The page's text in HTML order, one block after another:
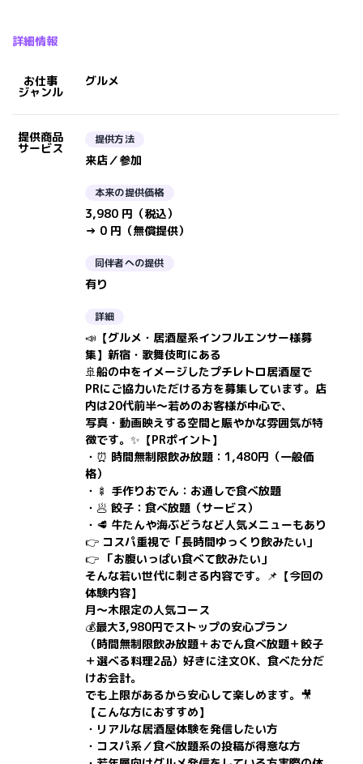
詳細情報
お仕事
ジャンル
グルメ
提供商品
サービス
提供方法
来店／参加
本来の提供価格
3,980 円（税込）
→ 0 円（無償提供）
同伴者への提供
有り
詳細
📣【グルメ・居酒屋系インフルエンサー様募
集】新宿・歌舞伎町にある
🚢船の中をイメージしたプチレトロ居酒屋で
PRにご協力いただける方を募集しています。店
内は20代前半〜若めのお客様が中心で、
写真・動画映えする空間と賑やかな雰囲気が特
徴です。✨【PRポイント】
・⏰ 時間無制限飲み放題：1,480円（一般価
格）
・🍢 手作りおでん：お通しで食べ放題
・🥟 餃子：食べ放題（サービス）
・🥩 牛たんや海ぶどうなど人気メニューもあり
👉 コスパ重視で「長時間ゆっくり飲みたい」
👉 「お腹いっぱい食べて飲みたい」
そんな若い世代に刺さる内容です。📌【今回の
体験内容】
月〜木限定の人気コース
💰最大3,980円でストップの安心プラン
（時間無制限飲み放題＋おでん食べ放題＋餃子
＋選べる料理2品）好きに注文OK、食べた分だ
けお会計。
でも上限があるから安心して楽しめます。🎥
【こんな方におすすめ】
・リアルな居酒屋体験を発信したい方
・コスパ系／食べ放題系の投稿が得意な方